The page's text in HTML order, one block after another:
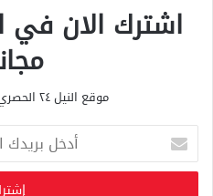
اشترك الان في
موقع النيل ٢٤ الحصري علي مدار الساعة
خ